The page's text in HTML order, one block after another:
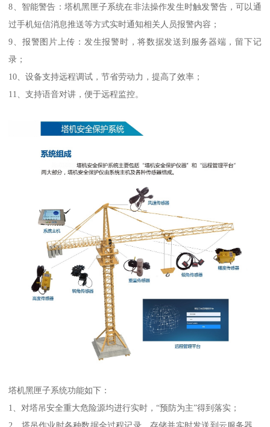
8、智能警告：塔机黑匣子系统在非法操作发生时触发警告，可以通
过手机短信消息推送等方式实时通知相关人员报警内容；
9、报警图片上传：发生报警时，将数据发送到服务器端，留下记
录；
10、设备支持远程调试，节省劳动力，提高了效率；
11、支持语音对讲，便于远程监控。
塔机黑匣子系统功能如下：
1、对塔吊安全重大危险源均进行实时，“预防为主”得到落实；
2、塔吊作业时各种数据全过程记录，存储并实时发送到云服务器，